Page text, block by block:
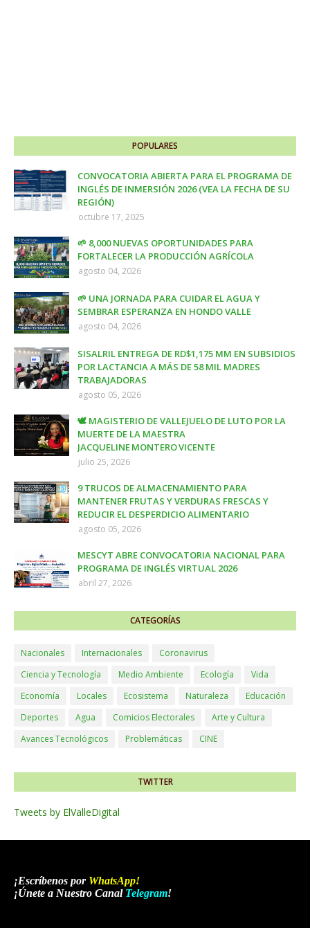
POPULARES
CONVOCATORIA ABIERTA PARA EL PROGRAMA DE
INGLÉS DE INMERSIÓN 2026 (VEA LA FECHA DE SU
REGIÓN)
octubre 17, 2025
🌱 8,000 NUEVAS OPORTUNIDADES PARA
FORTALECER LA PRODUCCIÓN AGRÍCOLA
agosto 04, 2026
🌱 UNA JORNADA PARA CUIDAR EL AGUA Y
SEMBRAR ESPERANZA EN HONDO VALLE
agosto 04, 2026
SISALRIL ENTREGA DE RD$1,175 MM EN SUBSIDIOS
POR LACTANCIA A MÁS DE 58 MIL MADRES
TRABAJADORAS
agosto 05, 2026
🕊️ MAGISTERIO DE VALLEJUELO DE LUTO POR LA
MUERTE DE LA MAESTRA
JACQUELINE MONTERO VICENTE
julio 25, 2026
9 TRUCOS DE ALMACENAMIENTO PARA
MANTENER FRUTAS Y VERDURAS FRESCAS Y
REDUCIR EL DESPERDICIO ALIMENTARIO
agosto 05, 2026
MESCYT ABRE CONVOCATORIA NACIONAL PARA
PROGRAMA DE INGLÉS VIRTUAL 2026
abril 27, 2026
CATEGORÍAS
Nacionales Internacionales
Coronavirus
Ciencia y Tecnología
Medio Ambiente Ecología
Vida
Economía
Locales Ecosistema Naturaleza
Educación
Deportes
Agua Comicios Electorales
Arte y Cultura
Avances Tecnológicos
Problemáticas CINE
TWITTER
Tweets by ElValleDigital
¡Escríbenos por WhatsApp!
¡Únete a Nuestro Canal Telegram!